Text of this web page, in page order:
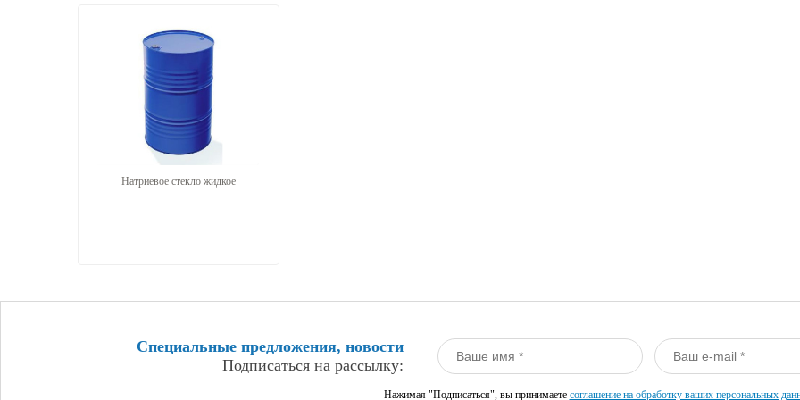
Натриевое стекло жидкое
Специальные предложения, новости
Подписаться на рассылку:
Нажимая "Подписаться", вы принимаете соглашение на обработку ваших персональных